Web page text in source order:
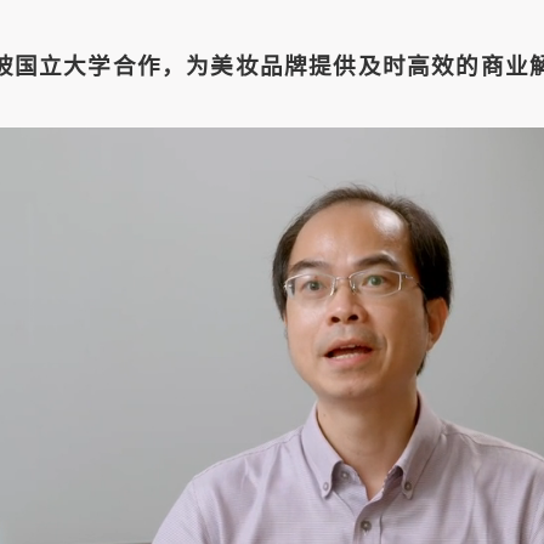
国立大学合作，为美妆品牌提供及时高效的商业